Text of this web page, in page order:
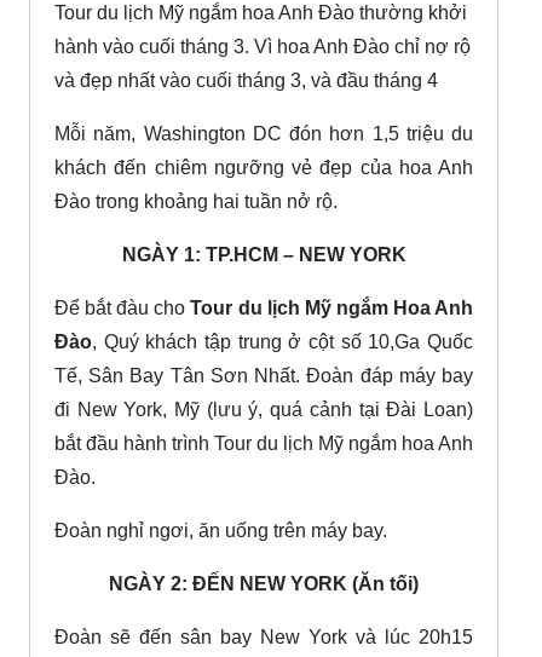
Tour du lịch Mỹ ngắm hoa Anh Đào thường khởi
hành vào cuối tháng 3. Vì hoa Anh Đào chỉ nợ rộ
và đẹp nhất vào cuối tháng 3, và đầu tháng 4
Mỗi năm, Washington DC đón hơn 1,5 triệu du
khách đến chiêm ngưỡng vẻ đẹp của hoa Anh
Đào trong khoảng hai tuần nở rộ.
NGÀY 1: TP.HCM – NEW YORK
Để bắt đàu choTour du lịch Mỹ ngắm Hoa Anh
Đào, Quý khách tập trung ở cột số 10,Ga Quốc
Tế, Sân Bay Tân Sơn Nhất. Đoàn đáp máy bay
đi New York, Mỹ (lưu ý, quá cảnh tại Đài Loan)
bắt đầu hành trình Tour du lịch Mỹ ngắm hoa Anh
Đào.
Đoàn nghỉ ngơi, ăn uống trên máy bay.
NGÀY 2: ĐẾN NEW YORK (Ăn tối)
Đoàn sẽ đến sân bay New York và lúc 20h15